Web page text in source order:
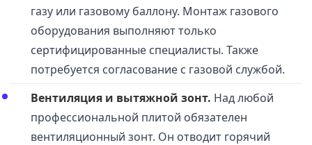
газу или газовому баллону. Монтаж газового
оборудования выполняют только
сертифицированные специалисты. Также
потребуется согласование с газовой службой.
Вентиляция и вытяжной зонт. Над любой
профессиональной плитой обязателен
вентиляционный зонт. Он отводит горячий